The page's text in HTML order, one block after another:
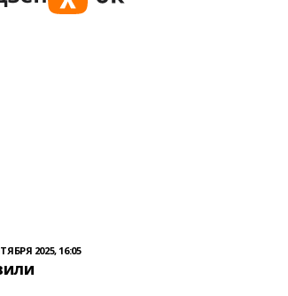
2025, 16:05